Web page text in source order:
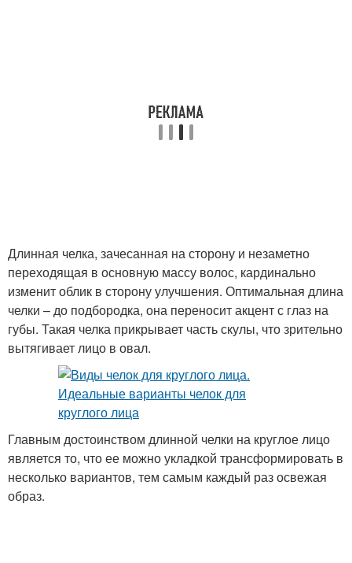
Челка для маленького
Рваная челка Густая челка
Многослойная челка Ассиметричная челка
Французская челка
Челка для круглолицых
красавиц
Длинная челка, зачесанная на сторону и незаметно
переходящая в основную массу волос, кардинально
изменит облик в сторону улучшения. Оптимальная длина
челки – до подбородка, она переносит акцент с глаз на
губы. Такая челка прикрывает часть скулы, что зрительно
вытягивает лицо в овал.
Главным достоинством длинной челки на круглое лицо
является то, что ее можно укладкой трансформировать в
несколько вариантов, тем самым каждый раз освежая
образ.